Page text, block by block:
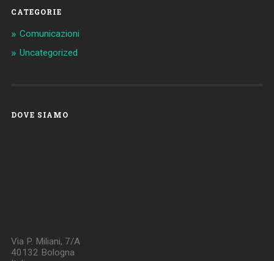
CATEGORIE
Comunicazioni
Uncategorized
DOVE SIAMO
Via P. Miliani, 7/A
40132 Bologna